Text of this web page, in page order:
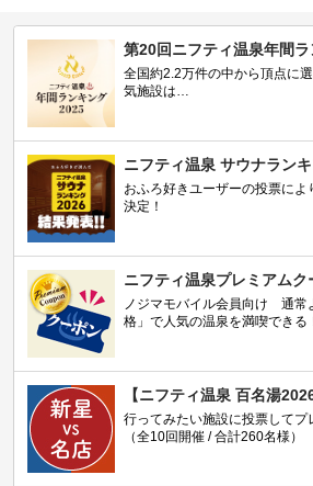
第20回ニフティ温泉年間
全国約2.2万件の中から頂点に
気施設は…
ニフティ温泉 サウナラン
おふろ好きユーザーの投票に
決定！
ニフティ温泉プレミアムク
ノジマモバイル会員向け 通常
格」で人気の温泉を満喫できる
【ニフティ温泉 百名湯2026
行ってみたい施設に投票してプ
（全10回開催 / 合計260名様）